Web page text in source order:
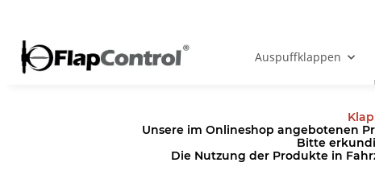
Auspuffklappen
Unsere im Onlineshop angebotenen
Bitte
Die Nutzung der Produkte in